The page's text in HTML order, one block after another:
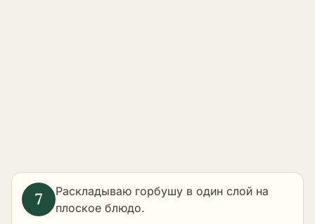
Раскладываю горбушу в один слой на
плоское блюдо.